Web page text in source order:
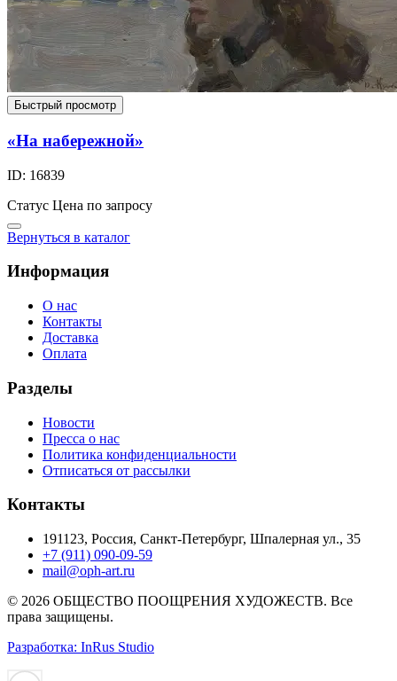
Быстрый просмотр
«На набережной»
ID: 16839
Статус Цена по запросу
Вернуться в каталог
Информация
О нас
Контакты
Доставка
Оплата
Разделы
Новости
Пресса о нас
Политика конфиденциальности
Отписаться от рассылки
Контакты
191123, Россия, Санкт-Петербург, Шпалерная ул., 35
+7 (911) 090-09-59
mail@oph-art.ru
© 2026 ОБЩЕСТВО ПООЩРЕНИЯ ХУДОЖЕСТВ. Все
права защищены.
Разработка: InRus Studio